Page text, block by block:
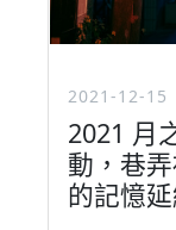
2021-12-15
2021 月
動，巷
的記憶